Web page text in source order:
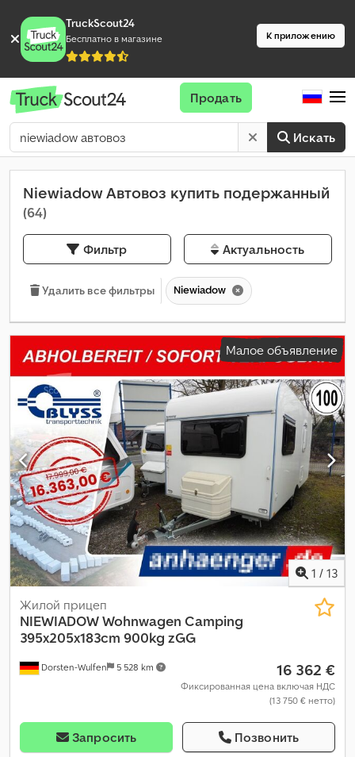
TruckScout24
Бесплатно в магазине К приложению
Искать
Продать
Niewiadow Автовоз купить подержанный
(64)
Фильтр Актуальность
Удалить все фильтры Niewiadow
Малое объявление
1 / 13
Dorsten-Wulfen 5 528 km
Жилой прицеп
NIEWIADOWWohnwagen Camping
395x205x183cm 900kg zGG
16 362 €
Фиксированная цена включая НДС
(13 750 € нетто)
Запросить Позвонить